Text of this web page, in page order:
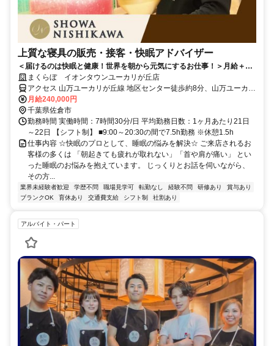
上質な寝具の販売・接客・快眠アドバイザー
＜届けるのは快眠と健康！世界を朝から元気にするお仕事！＞月給＋イ
ンセンも◎ネトフリ無料などユニークな福利厚生も♪
まくらぼ イオンタウンユーカリが丘店
アクセス 山万ユーカリが丘線 地区センター徒歩約8分、山万ユーカリ
が丘線 公園徒歩約10分、山万ユーカリが丘線 井野（千葉県）徒歩約
11分
月給240,000円
千葉県佐倉市
勤務時間 実働時間：7時間30分/日 平均勤務日数：1ヶ月あたり21日
～22日 【シフト制】 ■9:00～20:30の間で7.5h勤務 ※休憩1.5h
仕事内容 ☆快眠のプロとして、睡眠の悩みを解決☆ ご来店されるお
客様の多くは 「朝起きても疲れが取れない」「首や肩が痛い」 とい
った睡眠のお悩みを抱えています。 じっくりとお話を伺いながら、
その方...
業界未経験者歓迎 学歴不問 職場見学可 転勤なし 経験不問 研修あり
賞与あり
ブランクOK
育休あり 交通費支給 シフト制 社割あり
アルバイト・パート